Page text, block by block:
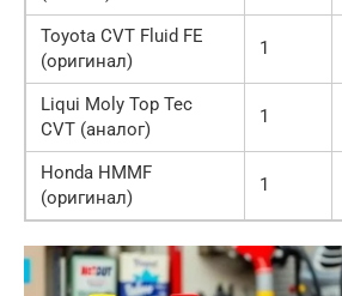
Toyota CVT Fluid FE
(оригинал)
1
Liqui Moly Top Tec
CVT (аналог)
1
Honda HMMF
(оригинал)
1